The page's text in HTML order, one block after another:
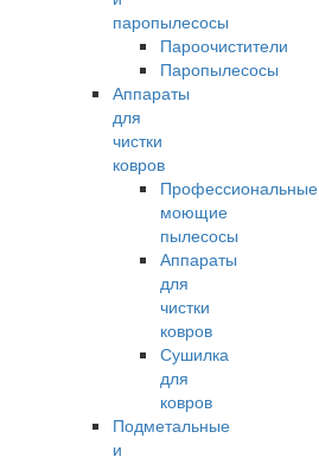
паропылесосы
Пароочистители
Паропылесосы
Аппараты
для
чистки
ковров
Профессиональные
моющие
пылесосы
Аппараты
для
чистки
ковров
Сушилка
для
ковров
Подметальные
и